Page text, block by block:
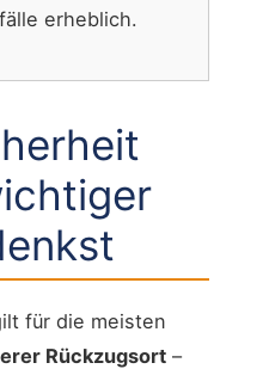
erheblich.
für die meisten
Rückzugsort –